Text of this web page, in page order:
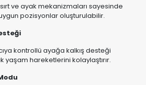
kontrollü ayağa kalkış desteği
hareketlerini kolaylaştırır.
uzanabilen mekanizma sistemi
ihtiyaç duyduğu zaman tam yatış